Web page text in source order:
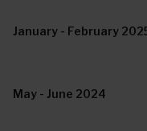
January - February
May - June 2024